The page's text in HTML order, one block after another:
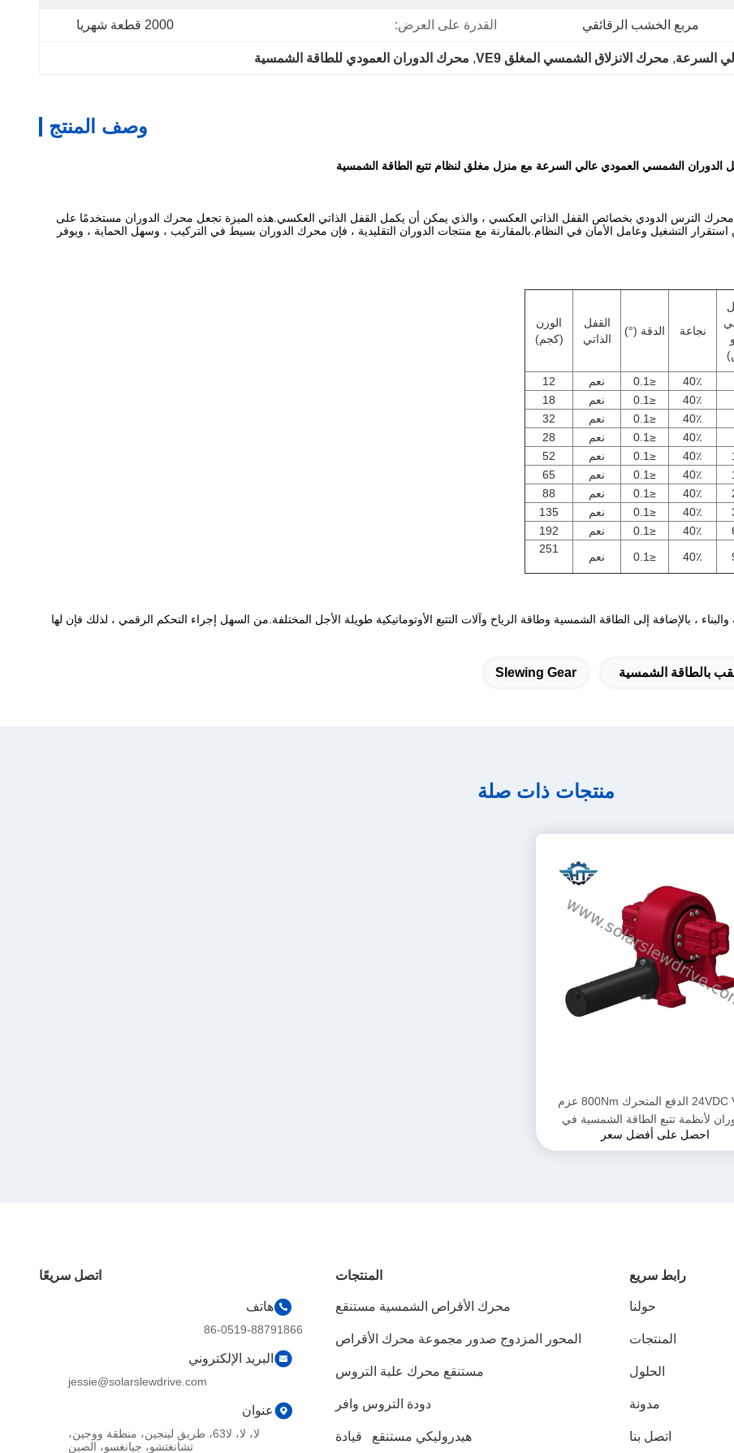
مربع الخشب الرقائقي القدرة على العرض: 2000 قطعة شهريا
السرعة, محرك الانزلاق الشمسي المغلق VE9 , محرك الدوران العمودي للطاقة الشمسية
وصف المنتج
الدوران الشمسي العمودي عالي السرعة مع منزل مغلق لنظام تتبع الطاقة الشمسية
محرك الترس الدودي بخصائص القفل الذاتي العكسي ، والذي يمكن أن يكمل القفل الذاتي العكسي.هذه الميزة تجعل محرك الدوران مستخدمًا على
التشغيل وعامل الأمان في النظام.بالمقارنة مع منتجات الدوران التقليدية ، فإن محرك الدوران بسيط في التركيب ، وسهل الحماية ، ويوفر
نجاعة الدقة (°)
القفل
الذاتي
الوزن
(كجم)
40٪ ≤0.1 نعم
12
40٪ ≤0.1 نعم
18
40٪ ≤0.1 نعم
32
40٪ ≤0.1 نعم
28
40٪ ≤0.1 نعم
52
40٪ ≤0.1 نعم
65
40٪ ≤0.1 نعم
88
40٪ ≤0.1 نعم
135
40٪ ≤0.1 نعم
192
40٪ ≤0.1 نعم
251
، بالإضافة إلى الطاقة الشمسية وطاقة الرياح وآلات التتبع الأوتوماتيكية طويلة الأجل المختلفة.من السهل إجراء التحكم الرقمي ، لذلك فإن لها
بالطاقة الشمسية Slewing Gear
منتجات ذات صلة
24VDC VE5 الدفع المتحرك 800Nm عزم
لأنظمة تتبع الطاقة الشمسية في
تطبيقات الحفرة البارابولية
احصل على أفضل سعر
رابط سريع
حولنا
المنتجات
الحلول
مدونة
اتصل بنا
المنتجات
محرك الأقراص الشمسية مستنقع
المحور المزدوج صدور مجموعة محرك الأقراص
مستنقع محرك علبة التروس
دودة التروس وافر
هيدروليكي مستنقع قيادة
اتصل سريعًا
هاتف
86-0519-88791866
البريد الإلكتروني
jessie@solarslewdrive.com
عنوان
لا، لا، لا63، طريق لينجين، منطقة ووجين،
تشانغتشو، جيانغسو، الصين